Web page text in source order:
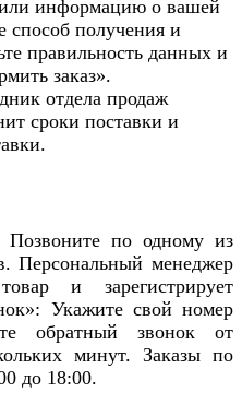
информацию о вашей
способ получения и
правильность данных и
заказ».
отдела продаж
сроки поставки и
по одному из
Персональный менеджер
и зарегистрирует
Укажите свой номер
обратный звонок от
минут. Заказы по
до 18:00.